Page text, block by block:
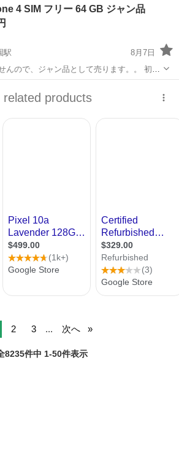
！就業先食堂利用可★《神奈川県相模原
◇電...
その他
4 SIM フリー 64 GB ジャン品
駅
8月7日
んので、ジャン品として売ります。。 初期
、中のデータはそのまま残りました、削除
種名 ：
2 3 ... 次へ
8235件中 1-50件表示